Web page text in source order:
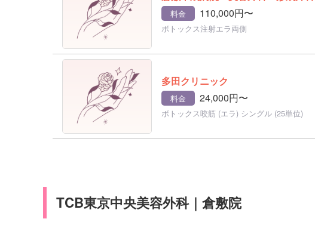
料金 110,000円〜
ボトックス注射エラ両側
多田クリニック
料金 24,000円〜
ボトックス咬筋 (エラ) シングル (25単位)
TCB東京中央美容外科｜倉敷院